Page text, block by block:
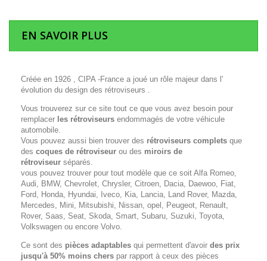
EN SAVOIR PLUS
Créée en 1926 , CIPA -France a joué un rôle majeur dans l'
évolution du design des rétroviseurs .
Vous trouverez sur ce site tout ce que vous avez besoin pour
remplacer les rétroviseurs endommagés de votre véhicule
automobile.
Vous pouvez aussi bien trouver des rétroviseurs complets que
des coques de rétroviseur ou des miroirs de
rétroviseur séparés.
vous pouvez trouver pour tout modèle que ce soit Alfa Romeo,
Audi, BMW, Chevrolet, Chrysler, Citroen, Dacia, Daewoo, Fiat,
Ford, Honda, Hyundai, Iveco, Kia, Lancia, Land Rover, Mazda,
Mercedes, Mini, Mitsubishi, Nissan, opel, Peugeot, Renault,
Rover, Saas, Seat, Skoda, Smart, Subaru, Suzuki, Toyota,
Volkswagen ou encore Volvo.
Ce sont des pièces adaptables qui permettent d'avoir des prix
jusqu'à 50% moins chers par rapport à ceux des pièces